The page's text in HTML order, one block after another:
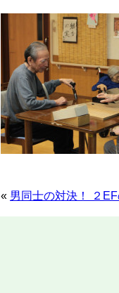
« 男同士の対決！ ２